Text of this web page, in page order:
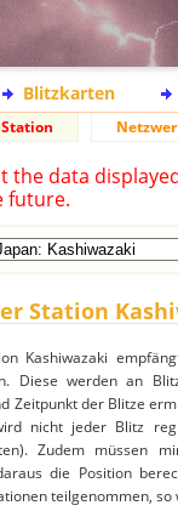
Blitzkarten
Station
the data
future.
Station
Kashiwazaki
Diese werden an
Zeitpunkt der Blitze
nicht jeder Blitz
Zudem müssen
die Position
teilgenommen,